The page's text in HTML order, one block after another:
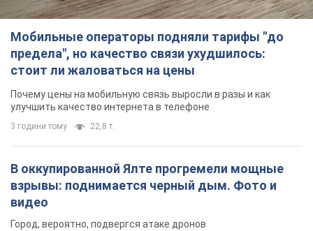
Мобильные операторы подняли тарифы "до
предела", но качество связи ухудшилось:
стоит ли жаловаться на цены
Почему цены на мобильную связь выросли в разы и как
улучшить качество интернета в телефоне
3 години тому 22,8 т.
В оккупированной Ялте прогремели мощные
взрывы: поднимается черный дым. Фото и
видео
Город, вероятно, подвергся атаке дронов